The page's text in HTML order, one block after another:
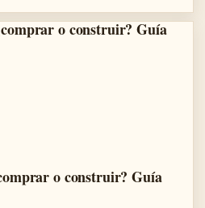
o construir? Guía